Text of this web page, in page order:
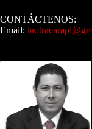
CONTÁCTENOS:
Email: